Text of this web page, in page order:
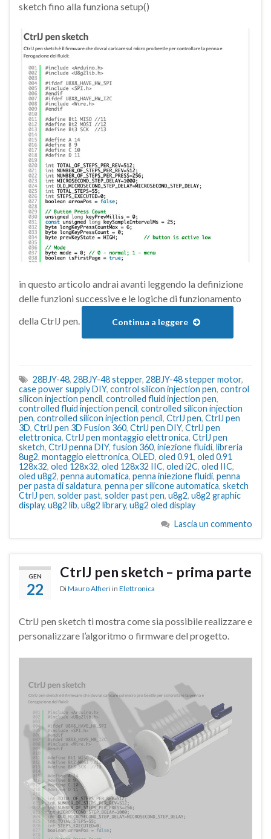
sketch fino alla funziona setup()
in questo articolo andrai avanti leggendo la definizione
delle funzioni successive e le logiche di funzionamento
della CtrlJ pen.
Continua a leggere
28BJY-48, 28BJY-48 stepper, 28BJY-48 stepper motor,
case power supply DIY, control silicon injection pen, control
silicon injection pencil, controlled fluid injection pen,
controlled fluid injection pencil, controlled silicon injection
pen, controlled silicon injection pencil, CtrlJ pen, CtrlJ pen
3D, CtrlJ pen 3D Fusion 360, CtrlJ pen DIY, CtrlJ pen
elettronica, CtrlJ pen montaggio elettronica, CtrlJ pen
sketch, CtrlJ penna DIY, fusion 360, iniezione fluidi, libreria
8ug2, montaggio elettronica, OLED, oled 0.91, oled 0.91
128x32, oled 128x32, oled 128x32 IIC, oled i2C, oled IIC,
oled u8g2, penna automatica, penna iniezione fluidi, penna
per pasta di saldatura, penna per silicone automatica, sketch
CtrlJ pen, solder past, solder past pen, u8g2, u8g2 graphic
display, u8g2 lib, u8g2 library, u8g2 oled display
Lascia un commento
GEN
22
CtrlJ pen sketch – prima parte
DiMauro Alfieri in Elettronica
CtrlJ pen sketch ti mostra come sia possibile realizzare e
personalizzare l’algoritmo o firmware del progetto.